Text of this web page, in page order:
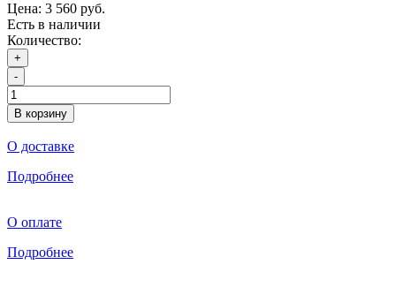
Цена: 3 560 руб.
Есть в наличии
Количество:
+
-
В корзину
О доставке
Подробнее
О оплате
Подробнее